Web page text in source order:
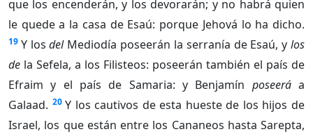
que los encenderán, y los devorarán; y no habrá quien
le quede a la casa de Esaú: porque Jehová lo ha dicho.
19 Y losdelMediodía poseerán la serranía de Esaú, ylos
de la Sefela, a los Filisteos: poseerán también el país de
Efraim y el país de Samaria: y Benjamín poseeráa
Galaad. 20 Y los cautivos de esta hueste de los hijos de
Israel, los que están entre los Cananeos hasta Sarepta,